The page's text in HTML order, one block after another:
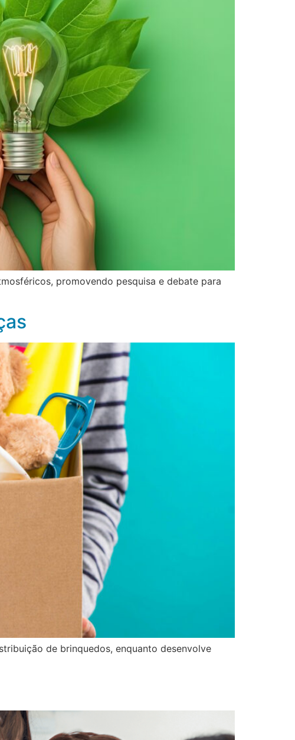
promovendo pesquisa e debate para
de brinquedos, enquanto desenvolve